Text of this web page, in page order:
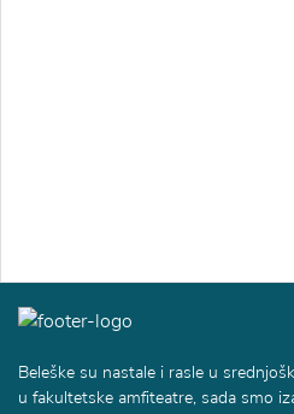
Beleške su nastale i rasle u
u fakultetske amfiteatre, sada smo